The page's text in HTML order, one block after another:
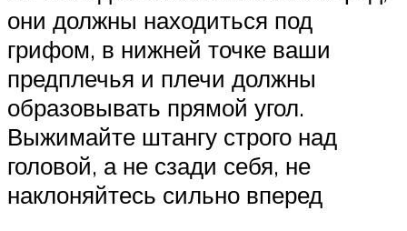
они должны находиться под
грифом, в нижней точке ваши
предплечья и плечи должны
образовывать прямой угол.
Выжимайте штангу строго над
головой, а не сзади себя, не
наклоняйтесь сильно вперед